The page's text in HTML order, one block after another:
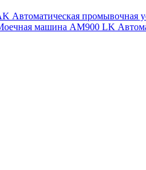
Автоматическая промывочная
машина AM900 LK